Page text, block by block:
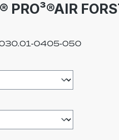
PRO³®AIR
0405-050